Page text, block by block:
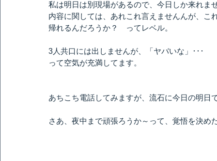
私は明日は別現場があるので、今日しか来れま
内容に関しては、あれこれ言えませんんが、こ
帰れるんだろうか？　ってレベル。
3人共口には出しませんが、「ヤバいな」･･･
って空気が充満してます。
あちこち電話してみますが、流石に今日の明日
さあ、夜中まで頑張ろうか～って、覚悟を決め